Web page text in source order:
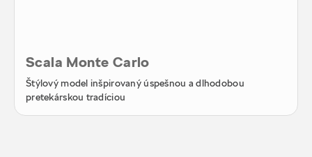
Scala Monte Carlo
Štýlový model inšpirovaný úspešnou a dlhodobou
pretekárskou tradíciou